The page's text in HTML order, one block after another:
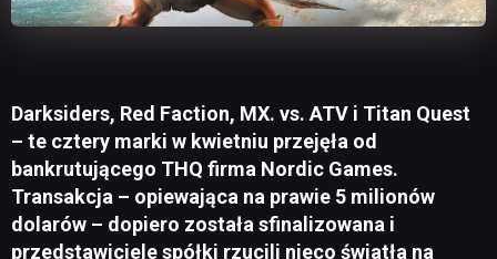
Darksiders, Red Faction, MX. vs. ATV i Titan Quest
– te cztery marki w kwietniu przejęła od
bankrutującego THQ firma Nordic Games.
Transakcja – opiewająca na prawie 5 milionów
dolarów – dopiero została sfinalizowana i
przedstawiciele spółki rzucili nieco światła na